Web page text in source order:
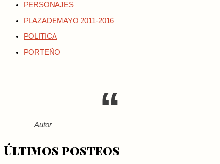
PERSONAJES
PLAZADEMAYO 2011-2016
POLITICA
PORTEÑO
Autor
Últimos posteos